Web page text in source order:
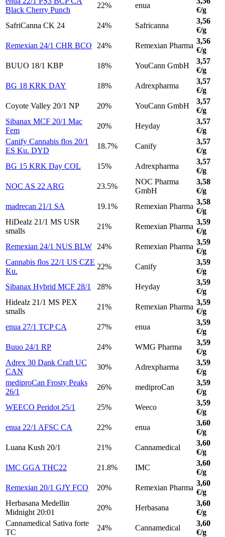
Black Cherry Punch
22% enua
€/g
SafriCanna CK 24
24% Safricanna
3,56
€/g
Remexian 24/1 CHR BCO
24% Remexian Pharma
3,56
€/g
BUUO 18/1 KBP
18% YouCann GmbH
3,57
€/g
BG 18 KRK DAY
18% Adrexpharma
3,57
€/g
Coyote Valley 20/1 NP
20% YouCann GmbH
3,57
€/g
Sibanax MCF 20/1 Mac
Fem
20% Heyday
3,57
€/g
Canify Cannabis flos 20/1
ES Ku. DYD
18.7% Canify
3,57
€/g
BG 15 KRK Day COL
15% Adrexpharma
3,57
€/g
NOC AS 22 ARG
23.5%
NOC Pharma
GmbH
3,58
€/g
madrecan 21/1 SA
19.1% Remexian Pharma
3,58
€/g
HiDealz 21/1 MS USR
smalls
21% Remexian Pharma
3,59
€/g
Remexian 24/1 NUS BLW
24% Remexian Pharma
3,59
€/g
Cannabis flos 22/1 US CZE
Ku.
22% Canify
3,59
€/g
Sibanax Hybrid MCF 28/1
28% Heyday
3,59
€/g
Hidealz 21/1 MS PEX
smalls
21% Remexian Pharma
3,59
€/g
enua 27/1 TCP CA
27% enua
3,59
€/g
Buuo 24/1 RP
24% WMG Pharma
3,59
€/g
Adrex 30 Dank Craft UC
CAN
30% Adrexpharma
3,59
€/g
mediproCan Frosty Peaks
26/1
26% mediproCan
3,59
€/g
WEECO Peridot 25/1
25% Weeco
3,59
€/g
enua 22/1 AFSC CA
22% enua
3,60
€/g
Luana Kush 20/1
21% Cannamedical
3,60
€/g
IMC GGA THC22
21.8% IMC
3,60
€/g
Remexian 20/1 GJY FCO
20% Remexian Pharma
3,60
€/g
Herbasana Medellin
Midnight 20:01
20% Herbasana
3,60
€/g
Cannamedical Sativa forte
TC
24% Cannamedical
3,60
€/g